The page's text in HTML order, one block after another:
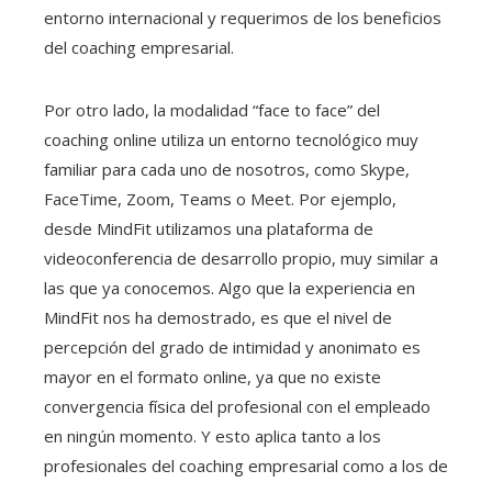
entorno internacional y requerimos de los beneficios
del coaching empresarial.
Por otro lado, la modalidad “face to face” del
coaching online utiliza un entorno tecnológico muy
familiar para cada uno de nosotros, como Skype,
FaceTime, Zoom, Teams o Meet. Por ejemplo,
desde MindFit utilizamos una plataforma de
videoconferencia de desarrollo propio, muy similar a
las que ya conocemos. Algo que la experiencia en
MindFit nos ha demostrado, es que el nivel de
percepción del grado de intimidad y anonimato es
mayor en el formato online, ya que no existe
convergencia física del profesional con el empleado
en ningún momento. Y esto aplica tanto a los
profesionales del coaching empresarial como a los de